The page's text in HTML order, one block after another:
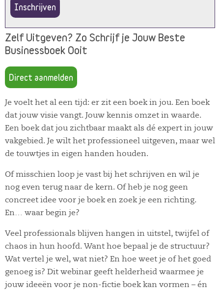
Inschrijven
Zelf Uitgeven? Zo Schrijf je Jouw Beste
Businessboek Ooit
Direct aanmelden
Je voelt het al een tijd: er zit een boek in jou. Een boek
dat jouw visie vangt. Jouw kennis omzet in waarde.
Een boek dat jou zichtbaar maakt als dé expert in jouw
vakgebied. Je wilt het professioneel uitgeven, maar wel
de touwtjes in eigen handen houden.
Of misschien loop je vast bij het schrijven en wil je
nog even terug naar de kern. Of heb je nog geen
concreet idee voor je boek en zoek je een richting.
En… waar begin je?
Veel professionals blijven hangen in uitstel, twijfel of
chaos in hun hoofd. Want hoe bepaal je de structuur?
Wat vertel je wel, wat niet? En hoe weet je of het goed
genoeg is? Dit webinar geeft helderheid waarmee je
jouw ideeën voor je non-fictie boek kan vormen – én